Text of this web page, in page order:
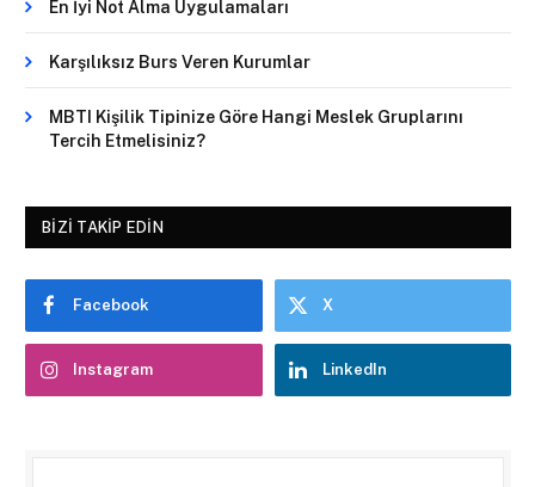
En İyi Not Alma Uygulamaları
Karşılıksız Burs Veren Kurumlar
MBTI Kişilik Tipinize Göre Hangi Meslek Gruplarını
Tercih Etmelisiniz?
BIZI TAKIP EDIN
Facebook X
Instagram LinkedIn